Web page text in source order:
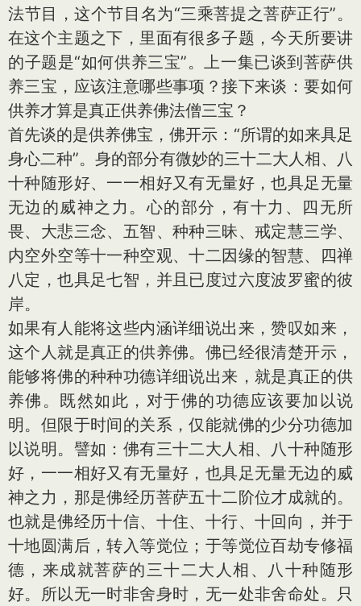
法节目，这个节目名为“三乘菩提之菩萨正行”。
在这个主题之下，里面有很多子题，今天所要讲
的子题是“如何供养三宝”。上一集已谈到菩萨供
养三宝，应该注意哪些事项？接下来谈：要如何
供养才算是真正供养佛法僧三宝？
首先谈的是供养佛宝，佛开示：“所谓的如来具足
身心二种”。身的部分有微妙的三十二大人相、八
十种随形好、一一相好又有无量好，也具足无量
无边的威神之力。心的部分，有十力、四无所
畏、大悲三念、五智、种种三昧、戒定慧三学、
内空外空等十一种空观、十二因缘的智慧、四禅
八定，也具足七智，并且已度过六度波罗蜜的彼
岸。
如果有人能将这些内涵详细说出来，赞叹如来，
这个人就是真正的供养佛。佛已经很清楚开示，
能够将佛的种种功德详细说出来，就是真正的供
养佛。既然如此，对于佛的功德应该要加以说
明。但限于时间的关系，仅能就佛的少分功德加
以说明。譬如：佛有三十二大人相、八十种随形
好，一一相好又有无量好，也具足无量无边的威
神之力，那是佛经历菩萨五十二阶位才成就的。
也就是佛经历十信、十住、十行、十回向，并于
十地圆满后，转入等觉位；于等觉位百劫专修福
德，来成就菩萨的三十二大人相、八十种随形
好。所以无一时非舍身时，无一处非舍命处。只